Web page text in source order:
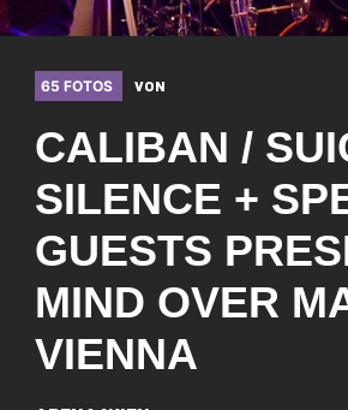
65 FOTOS VON
CALIBAN /
SILENCE +
GUESTS
MIND OVER
VIENNA